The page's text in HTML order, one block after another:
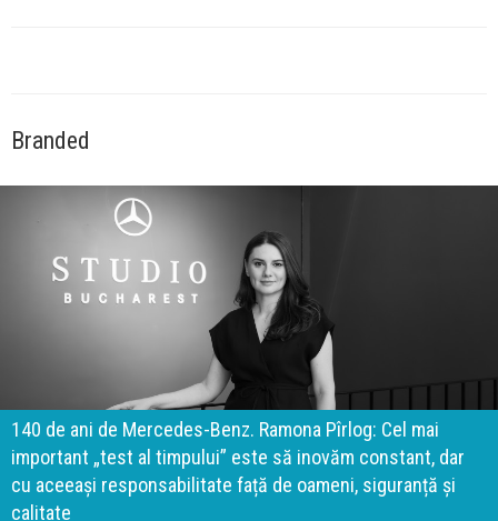
Branded
140 de ani de Mercedes-Benz. Ramona Pîrlog: Cel mai
important „test al timpului” este să inovăm constant, dar
cu aceeași responsabilitate față de oameni, siguranță și
calitate